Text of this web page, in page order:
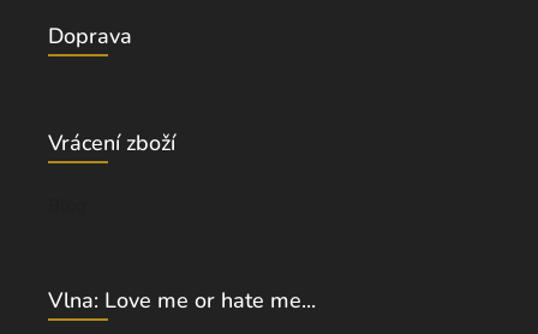
Doprava
Vrácení zboží
Vlna: Love me or hate me...